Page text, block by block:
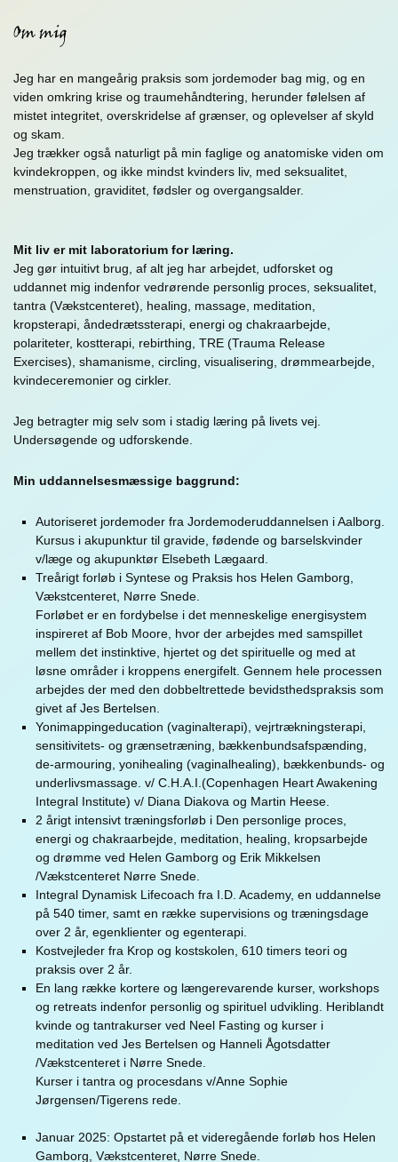
Jeg har en mangeårig praksis som jordemoder bag mig, og en
viden omkring krise og traumehåndtering, herunder følelsen af
mistet integritet, overskridelse af grænser, og oplevelser af skyld
og skam.
Jeg trækker også naturligt på min faglige og anatomiske viden om
kvindekroppen, og ikke mindst kvinders liv, med seksualitet,
menstruation, graviditet, fødsler og overgangsalder.
Mit liv er mit laboratorium for læring.
Jeg gør intuitivt brug, af alt jeg har arbejdet, udforsket og
uddannet mig indenfor vedrørende personlig proces, seksualitet,
tantra (Vækstcenteret), healing, massage, meditation,
kropsterapi, åndedrætssterapi, energi og chakraarbejde,
polariteter, kostterapi, rebirthing, TRE (Trauma Release
Exercises), shamanisme, circling, visualisering, drømmearbejde,
kvindeceremonier og cirkler.
Jeg betragter mig selv som i stadig læring på livets vej.
Undersøgende og udforskende.
Min uddannelsesmæssige baggrund:
Autoriseret jordemoder fra Jordemoderuddannelsen i Aalborg.
Kursus i akupunktur til gravide, fødende og barselskvinder
v/læge og akupunktør Elsebeth Lægaard.
Treårigt forløb i Syntese og Praksis hos Helen Gamborg,
Vækstcenteret, Nørre Snede.
Forløbet er en fordybelse i det menneskelige energisystem
inspireret af Bob Moore, hvor der arbejdes med samspillet
mellem det instinktive, hjertet og det spirituelle og med at
løsne områder i kroppens energifelt. Gennem hele processen
arbejdes der med den dobbeltrettede bevidsthedspraksis som
givet af Jes Bertelsen.
Yonimappingeducation (vaginalterapi), vejrtrækningsterapi,
sensitivitets- og grænsetræning, bækkenbundsafspænding,
de-armouring, yonihealing (vaginalhealing), bækkenbunds- og
underlivsmassage. v/ C.H.A.I.(Copenhagen Heart Awakening
Integral Institute) v/ Diana Diakova og Martin Heese.
2 årigt intensivt træningsforløb i Den personlige proces,
energi og chakraarbejde, meditation, healing, kropsarbejde
og drømme ved Helen Gamborg og Erik Mikkelsen
/Vækstcenteret Nørre Snede.
Integral Dynamisk Lifecoach fra I.D. Academy, en uddannelse
på 540 timer, samt en række supervisions og træningsdage
over 2 år, egenklienter og egenterapi.
Kostvejleder fra Krop og kostskolen, 610 timers teori og
praksis over 2 år.
En lang række kortere og længerevarende kurser, workshops
og retreats indenfor personlig og spirituel udvikling. Heriblandt
kvinde og tantrakurser ved Neel Fasting og kurser i
meditation ved Jes Bertelsen og Hanneli Ågotsdatter
/Vækstcenteret i Nørre Snede.
Kurser i tantra og procesdans v/Anne Sophie
Jørgensen/Tigerens rede.
Januar 2025: Opstartet på et videregående forløb hos Helen
Gamborg, Vækstcenteret, Nørre Snede.